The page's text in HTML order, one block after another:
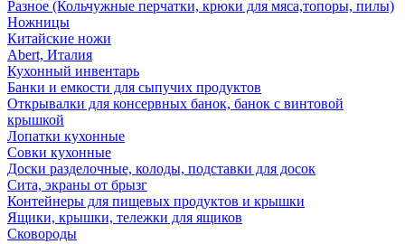
Разное (Кольчужные перчатки, крюки для мяса,топоры, пилы)
Ножницы
Китайские ножи
Abert, Италия
Кухонный инвентарь
Банки и емкости для сыпучих продуктов
Открывалки для консервных банок, банок с винтовой
крышкой
Лопатки кухонные
Совки кухонные
Доски разделочные, колоды, подставки для досок
Сита, экраны от брызг
Контейнеры для пищевых продуктов и крышки
Ящики, крышки, тележки для ящиков
Сковороды